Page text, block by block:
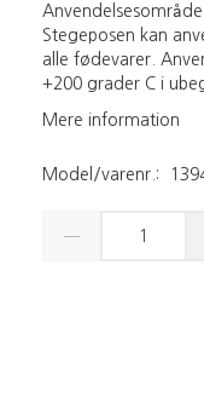
Stegeposen kan
alle fødevarer.
+200 grader C i
Mere information
Model/varenr.: